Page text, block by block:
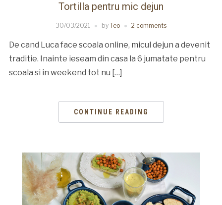
Tortilla pentru mic dejun
30/03/2021 by Teo 2 comments
De cand Luca face scoala online, micul dejun a devenit
traditie. Inainte ieseam din casa la 6 jumatate pentru
scoala si in weekend tot nu […]
CONTINUE READING